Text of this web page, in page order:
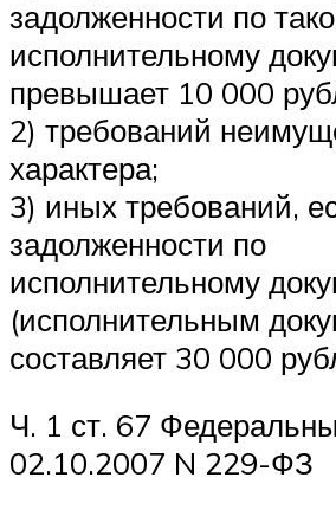
задолженности по
исполнительному
превышает 10 000
2) требований
характера;
3) иных требований,
задолженности по
исполнительному
(исполнительным
составляет 30 000
Ч. 1 ст. 67
02.10.2007 N 229-ФЗ